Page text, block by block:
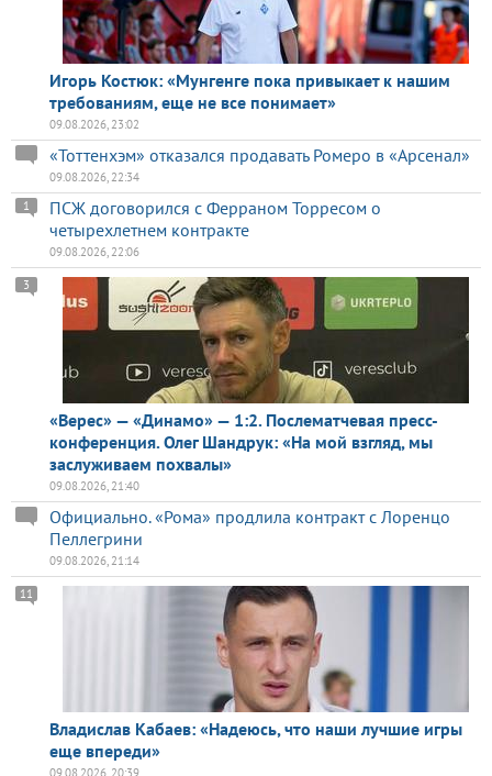
Игорь Костюк: «Мунгенге пока привыкает к нашим
требованиям, еще не все понимает»
09.08.2026, 23:02
«Тоттенхэм» отказался продавать Ромеро в «Арсенал»
09.08.2026, 22:34
ПСЖ договорился с Ферраном Торресом о
четырехлетнем контракте
1
09.08.2026, 22:06
«Верес» — «Динамо» — 1:2. Послематчевая пресс-
конференция. Олег Шандрук: «На мой взгляд, мы
заслуживаем похвалы»
3
09.08.2026, 21:40
Официально. «Рома» продлила контракт с Лоренцо
Пеллегрини
09.08.2026, 21:14
Владислав Кабаев: «Надеюсь, что наши лучшие игры
еще впереди»
11
09.08.2026, 20:39